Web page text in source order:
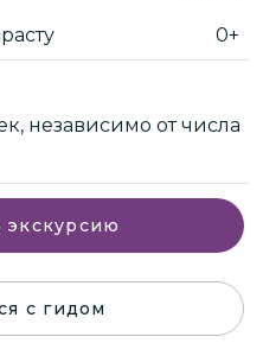
0+
независимо от числа
экскурсию
с гидом